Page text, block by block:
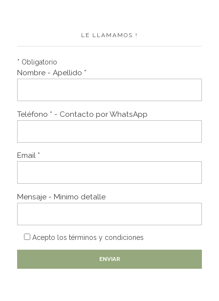
LE LLAMAMOS !
* Obligatorio
Nombre - Apellido *
Teléfono * - Contacto por WhatsApp
Email *
Mensaje - Minimo detalle
Acepto los términos y condiciones